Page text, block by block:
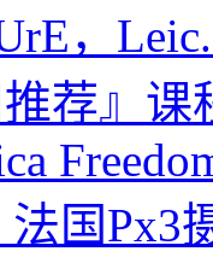
，
推荐』课
法国Px3